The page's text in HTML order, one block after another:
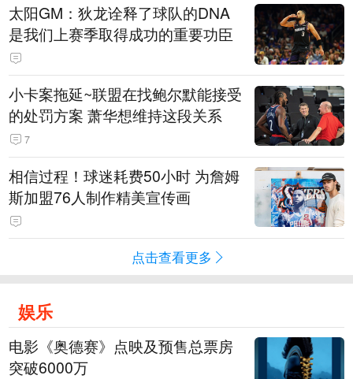
太阳GM：狄龙诠释了球队的DNA
是我们上赛季取得成功的重要功臣
小卡案拖延~联盟在找鲍尔默能接受
的处罚方案 萧华想维持这段关系
7
相信过程！球迷耗费50小时 为詹姆
斯加盟76人制作精美宣传画
点击查看更多
娱乐
电影《奥德赛》点映及预售总票房
突破6000万